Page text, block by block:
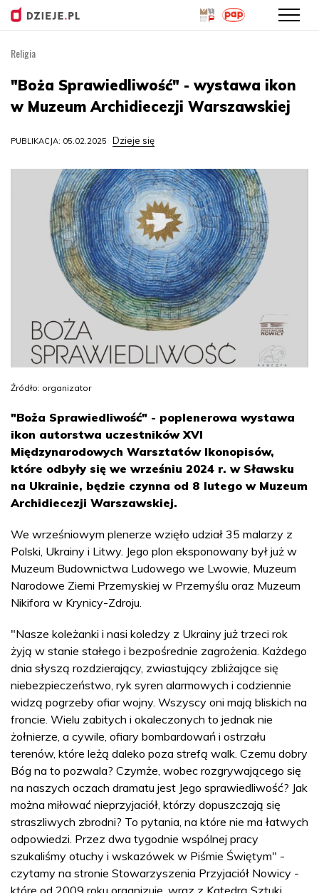
treści
Religia
"Boża Sprawiedliwość" - wystawa ikon
w Muzeum Archidiecezji Warszawskiej
PUBLIKACJA: 05.02.2025 Dzieje się
Źródło: organizator
"Boża Sprawiedliwość" - poplenerowa wystawa
ikon autorstwa uczestników XVI
Międzynarodowych Warsztatów Ikonopisów,
które odbyły się we wrześniu 2024 r. w Sławsku
na Ukrainie, będzie czynna od 8 lutego w Muzeum
Archidiecezji Warszawskiej.
We wrześniowym plenerze wzięło udział 35 malarzy z
Polski, Ukrainy i Litwy. Jego plon eksponowany był już w
Muzeum Budownictwa Ludowego we Lwowie, Muzeum
Narodowe Ziemi Przemyskiej w Przemyślu oraz Muzeum
Nikifora w Krynicy-Zdroju.
"Nasze koleżanki i nasi koledzy z Ukrainy już trzeci rok
żyją w stanie stałego i bezpośrednie zagrożenia. Każdego
dnia słyszą rozdzierający, zwiastujący zbliżające się
niebezpieczeństwo, ryk syren alarmowych i codziennie
widzą pogrzeby ofiar wojny. Wszyscy oni mają bliskich na
froncie. Wielu zabitych i okaleczonych to jednak nie
żołnierze, a cywile, ofiary bombardowań i ostrzału
terenów, które leżą daleko poza strefą walk. Czemu dobry
Bóg na to pozwala? Czymże, wobec rozgrywającego się
na naszych oczach dramatu jest Jego sprawiedliwość? Jak
można miłować nieprzyjaciół, którzy dopuszczają się
straszliwych zbrodni? To pytania, na które nie ma łatwych
odpowiedzi. Przez dwa tygodnie wspólnej pracy
szukaliśmy otuchy i wskazówek w Piśmie Świętym" -
czytamy na stronie Stowarzyszenia Przyjaciół Nowicy -
które od 2009 roku organizuje, wraz z Katedrą Sztuki